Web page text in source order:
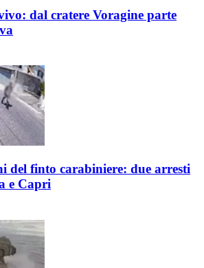
dal cratere Voragine parte
del finto carabiniere: due arresti
e Capri